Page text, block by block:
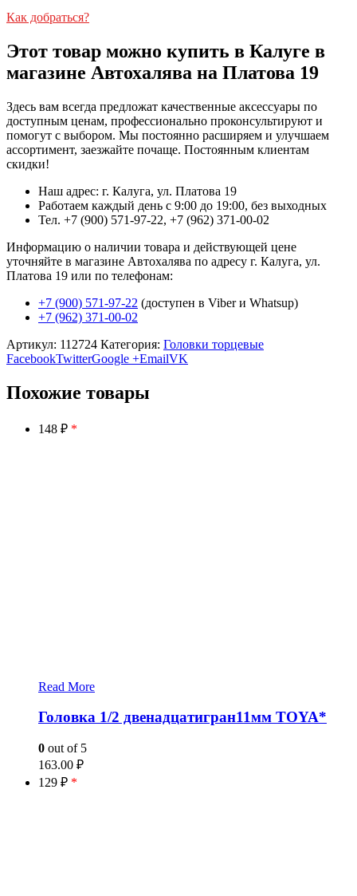
Как добраться?
Этот товар можно купить в Калуге в
магазине Автохалява на Платова 19
Здесь вам всегда предложат качественные аксессуары по
доступным ценам, профессионально проконсультируют и
помогут с выбором. Мы постоянно расширяем и улучшаем
ассортимент, заезжайте почаще. Постоянным клиентам
скидки!
Наш адрес: г. Калуга, ул. Платова 19
Работаем каждый день с 9:00 до 19:00, без выходных
Тел. +7 (900) 571-97-22, +7 (962) 371-00-02
Информацию о наличии товара и действующей цене
уточняйте в магазине Автохалява по адресу г. Калуга, ул.
Платова 19 или по телефонам:
+7 (900) 571-97-22 (доступен в Viber и Whatsup)
+7 (962) 371-00-02
Артикул: 112724 Категория: Головки торцевые
FacebookTwitterGoogle +EmailVK
Похожие товары
148 ₽ *
Read More
Головка 1/2 двенадцатигран11мм TOYA*
0 out of 5
163.00 ₽
129 ₽ *